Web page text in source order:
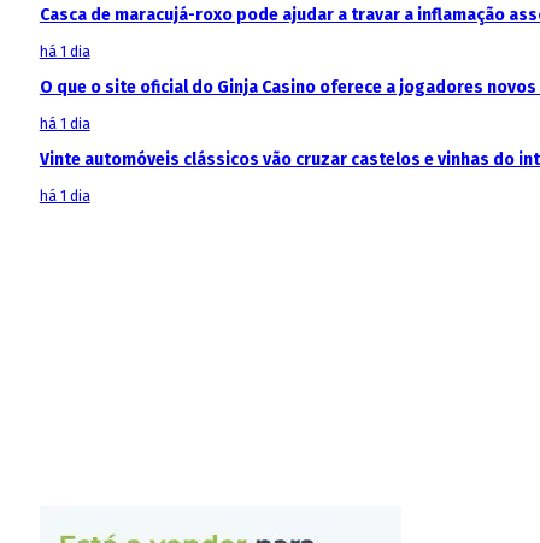
Casca de maracujá-roxo pode ajudar a travar a inflamação
há 1 dia
O que o site oficial do Ginja Casino oferece a jogadores
há 1 dia
Vinte automóveis clássicos vão cruzar castelos e vinhas do
há 1 dia